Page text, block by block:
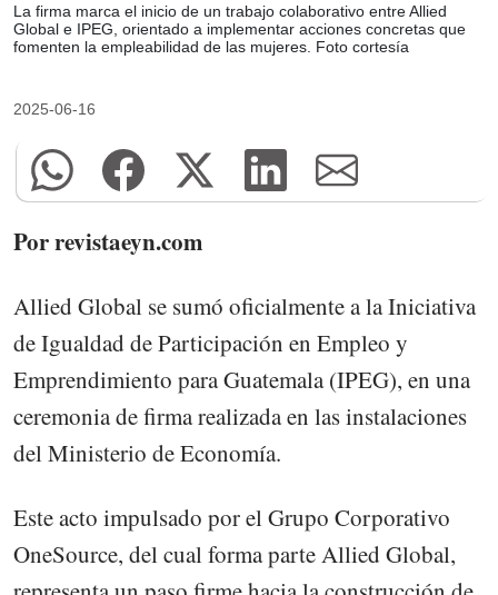
La firma marca el inicio de un trabajo colaborativo entre Allied
Global e IPEG, orientado a implementar acciones concretas que
fomenten la empleabilidad de las mujeres. Foto cortesía
2025-06-16
Por revistaeyn.com
Allied Global se sumó oficialmente a la Iniciativa
de Igualdad de Participación en Empleo y
Emprendimiento para Guatemala (IPEG), en una
ceremonia de firma realizada en las instalaciones
del Ministerio de Economía.
Este acto impulsado por el Grupo Corporativo
OneSource, del cual forma parte Allied Global,